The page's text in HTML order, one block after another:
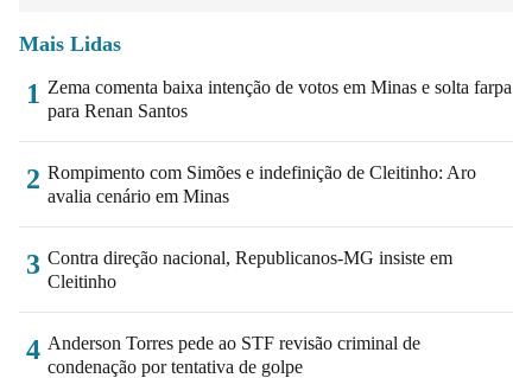
Mais Lidas
1 Zema comenta baixa intenção de votos em Minas e solta farpa
para Renan Santos
2 Rompimento com Simões e indefinição de Cleitinho: Aro
avalia cenário em Minas
3 Contra direção nacional, Republicanos-MG insiste em
Cleitinho
4 Anderson Torres pede ao STF revisão criminal de
condenação por tentativa de golpe